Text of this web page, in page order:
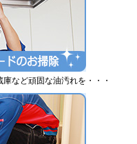
など頑固な油汚れを・・・